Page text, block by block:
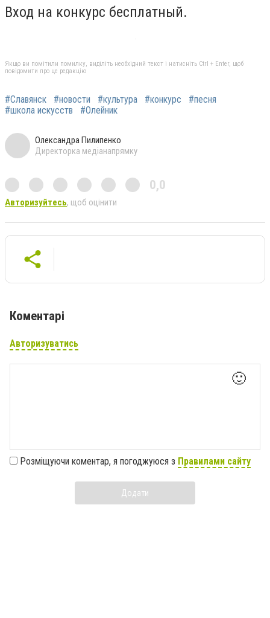
Вход на конкурс бесплатный.
Якщо ви помітили помилку, виділіть необхідний текст і натисніть Ctrl + Enter, щоб
повідомити про це редакцію
#Славянск #новости #культура #конкурс
#песня
#школа искусств
#Олейник
Олександра Пилипенко
Директорка медіанапрямку
0,0
Авторизуйтесь, щоб оцінити
Коментарі
Авторизуватись
🙂
Розміщуючи коментар, я погоджуюся з Правилами сайту
Додати